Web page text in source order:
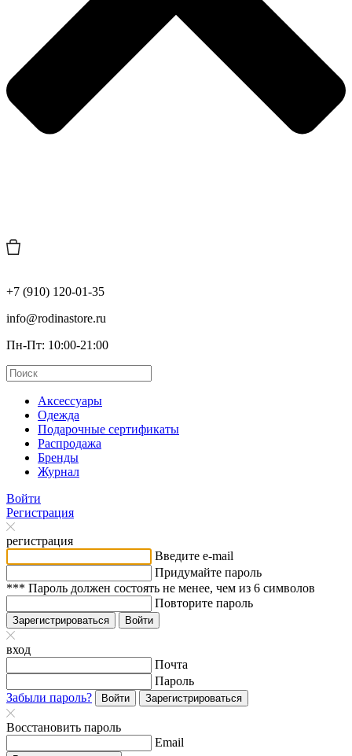
+7 (910) 120-01-35
info@rodinastore.ru
Пн-Пт: 10:00-21:00
Аксессуары
Одежда
Подарочные сертификаты
Распродажа
Бренды
Журнал
Войти
Регистрация
регистрация
Введите e-mail
Придумайте пароль
*** Пароль должен состоять не менее, чем из 6 символов
Повторите пароль
Зарегистрироваться Войти
вход
Почта
Пароль
Забыли пароль?
Войти Зарегистрироваться
Восстановить пароль
Email